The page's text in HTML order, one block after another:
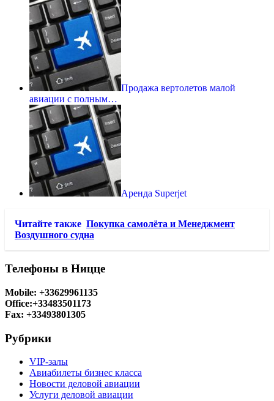
Продажа вертолетов малой
авиации с полным…
Аренда Superjet
Читайте также Покупка самолёта и Менеджмент
Воздушного судна
Телефоны в Ницце
Mobile: +33629961135
Office:+33483501173
Fax: +33493801305
Рубрики
VIP-залы
Авиабилеты бизнес класса
Новости деловой авиации
Услуги деловой авиации